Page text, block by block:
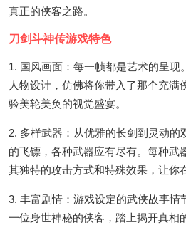
真正的侠客之路。
刀剑斗神传游戏特色
1. 国风画面：每一帧都是艺术的呈现
人物设计，仿佛将你带入了那个充满
验美轮美奂的视觉盛宴。
2. 多样武器：从优雅的长剑到灵动的
的飞镖，各种武器应有尽有。每种武
其独特的攻击方式和特殊效果，让你
3. 丰富剧情：游戏设定的武侠故事情
一位身世神秘的侠客，踏上揭开真相